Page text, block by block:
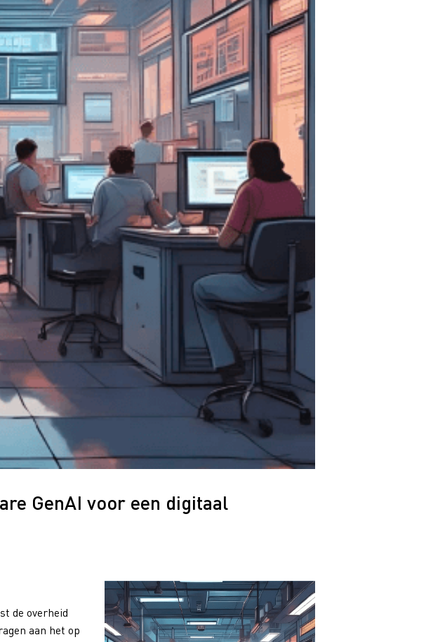
GenAI voor een digitaal
de overheid
aan het op